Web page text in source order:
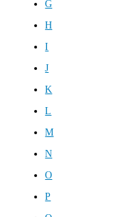
G
H
I
J
K
L
M
N
O
P